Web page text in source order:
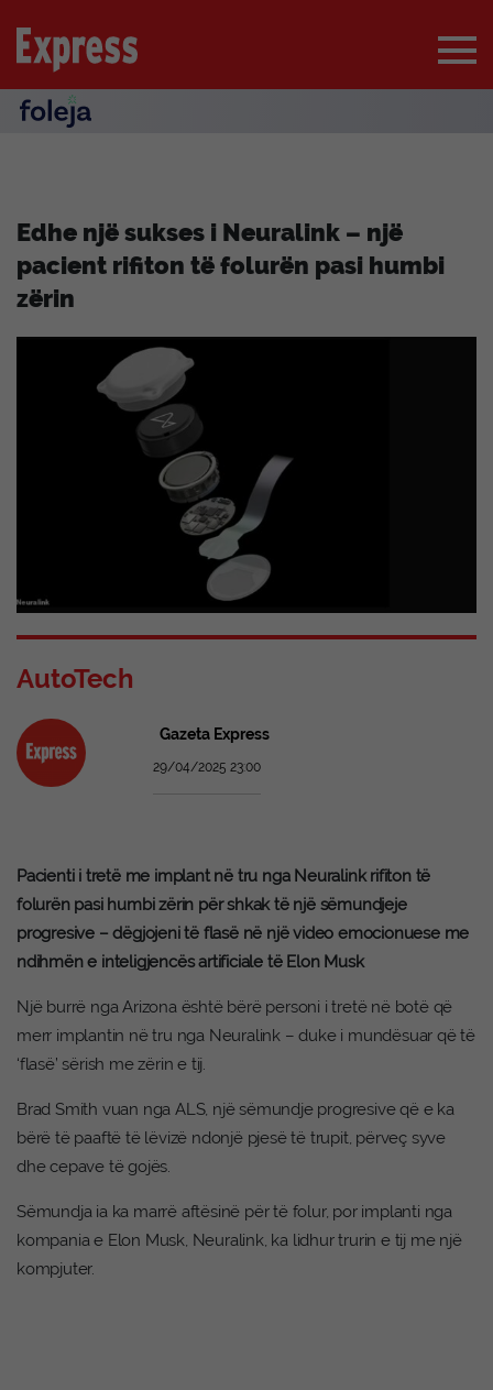
Edhe një sukses i Neuralink – një
pacient rifiton të folurën pasi humbi
zërin
AutoTech
Gazeta Express
29/04/2025 23:00
Pacienti i tretë me implant në tru nga Neuralink rifiton të
folurën pasi humbi zërin për shkak të një sëmundjeje
progresive – dëgjojeni të flasë në një video emocionuese me
ndihmën e inteligjencës artificiale të Elon Musk
Një burrë nga Arizona është bërë personi i tretë në botë që
merr implantin në tru nga Neuralink – duke i mundësuar që të
‘flasë’ sërish me zërin e tij.
Brad Smith vuan nga ALS, një sëmundje progresive që e ka
bërë të paaftë të lëvizë ndonjë pjesë të trupit, përveç syve
dhe cepave të gojës.
Sëmundja ia ka marrë aftësinë për të folur, por implanti nga
kompania e Elon Musk, Neuralink, ka lidhur trurin e tij me një
kompjuter.